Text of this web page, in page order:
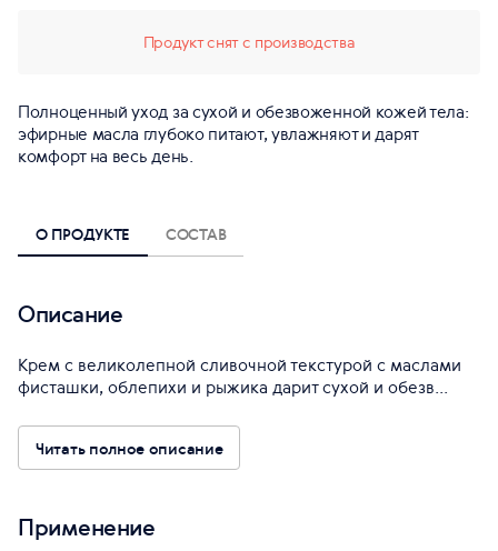
Полноценный уход за сухой и обезвоженной кожей тела:
эфирные масла глубоко питают, увлажняют и дарят
комфорт на весь день.
Продукт снят с производства
О ПРОДУКТЕ СОСТАВ
Описание
Крем с великолепной сливочной текстурой с маслами
фисташки, облепихи и рыжика дарит сухой и обезв...
Читать полное описание
Применение